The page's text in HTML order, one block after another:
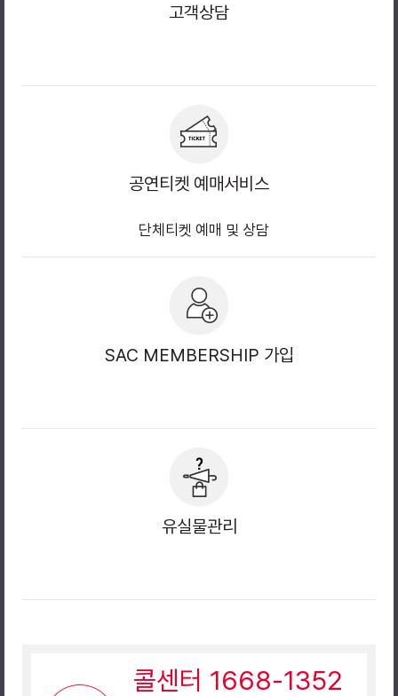
고객상담
공연티켓 예매서비스
단체티켓 예매 및 상담
SAC MEMBERSHIP 가입
유실물관리
콜센터 1668-1352